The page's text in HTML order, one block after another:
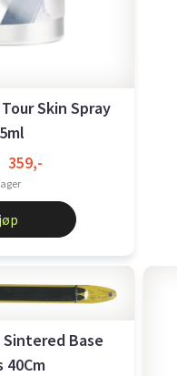
Skin Spray
359,-
Base
40Cm